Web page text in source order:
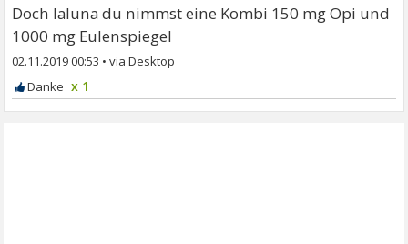
Doch laluna du nimmst eine Kombi 150 mg Opi und
1000 mg Eulenspiegel
02.11.2019 00:53 •
x 1